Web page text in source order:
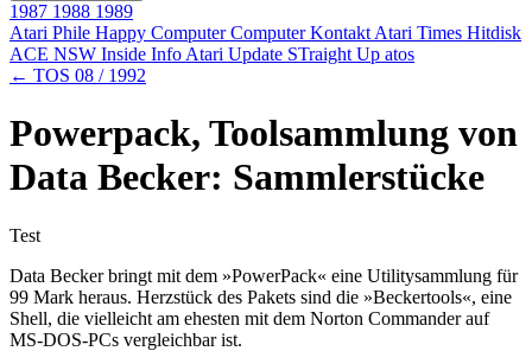
1987 1988 1989
Atari Phile Happy ComputerComputer Kontakt Atari Times Hitdisk
ACE NSW Inside Info Atari Update STraight Up atos
← TOS 08 / 1992
Powerpack, Toolsammlung von
Data Becker: Sammlerstücke
Test
Data Becker bringt mit dem »PowerPack« eine Utilitysammlung für
99 Mark heraus. Herzstück des Pakets sind die »Beckertools«, eine
Shell, die vielleicht am ehesten mit dem Norton Commander auf
MS-DOS-PCs vergleichbar ist.